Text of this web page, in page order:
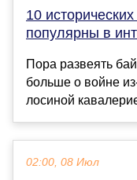
10
популярны в
Пора развеять
больше о войне
лосиной
02:00, 08 Июл